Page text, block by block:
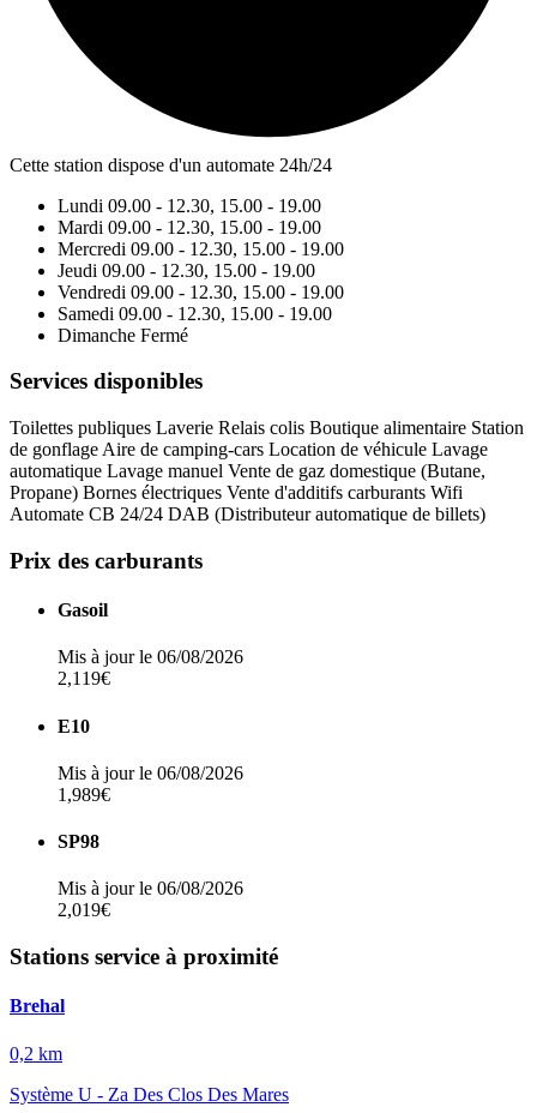
Cette station dispose d'un automate 24h/24
Lundi 09.00 - 12.30, 15.00 - 19.00
Mardi 09.00 - 12.30, 15.00 - 19.00
Mercredi 09.00 - 12.30, 15.00 - 19.00
Jeudi 09.00 - 12.30, 15.00 - 19.00
Vendredi 09.00 - 12.30, 15.00 - 19.00
Samedi 09.00 - 12.30, 15.00 - 19.00
Dimanche Fermé
Services disponibles
Toilettes publiques Laverie Relais colis Boutique alimentaire Station
de gonflage Aire de camping-cars Location de véhicule Lavage
automatique Lavage manuel Vente de gaz domestique (Butane,
Propane) Bornes électriques Vente d'additifs carburants Wifi
Automate CB 24/24 DAB (Distributeur automatique de billets)
Prix des carburants
Gasoil
Mis à jour le 06/08/2026
2,119€
E10
Mis à jour le 06/08/2026
1,989€
SP98
Mis à jour le 06/08/2026
2,019€
Stations service à proximité
Brehal
0,2 km
Système U - Za Des Clos Des Mares